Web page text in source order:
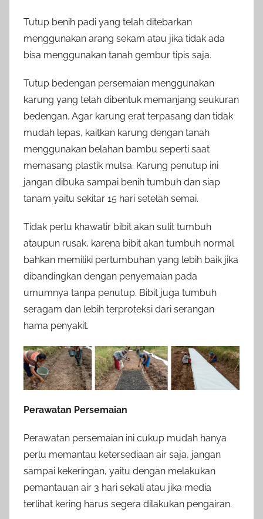
Tutup benih padi yang telah ditebarkan
menggunakan arang sekam atau jika tidak ada
bisa menggunakan tanah gembur tipis saja.
Tutup bedengan persemaian menggunakan
karung yang telah dibentuk memanjang seukuran
bedengan. Agar karung erat terpasang dan tidak
mudah lepas, kaitkan karung dengan tanah
menggunakan belahan bambu seperti saat
memasang plastik mulsa. Karung penutup ini
jangan dibuka sampai benih tumbuh dan siap
tanam yaitu sekitar 15 hari setelah semai.
Tidak perlu khawatir bibit akan sulit tumbuh
ataupun rusak, karena bibit akan tumbuh normal
bahkan memiliki pertumbuhan yang lebih baik jika
dibandingkan dengan penyemaian pada
umumnya tanpa penutup. Bibit juga tumbuh
seragam dan lebih terproteksi dari serangan
hama penyakit.
Perawatan Persemaian
Perawatan persemaian ini cukup mudah hanya
perlu memantau ketersediaan air saja, jangan
sampai kekeringan, yaitu dengan melakukan
pemantauan air 3 hari sekali atau jika media
terlihat kering harus segera dilakukan pengairan.